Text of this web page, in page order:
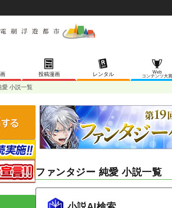
投稿漫画 レンタル
Web
コンテンツ大賞
愛 小説一覧
ファンタジー 純愛 小説一覧